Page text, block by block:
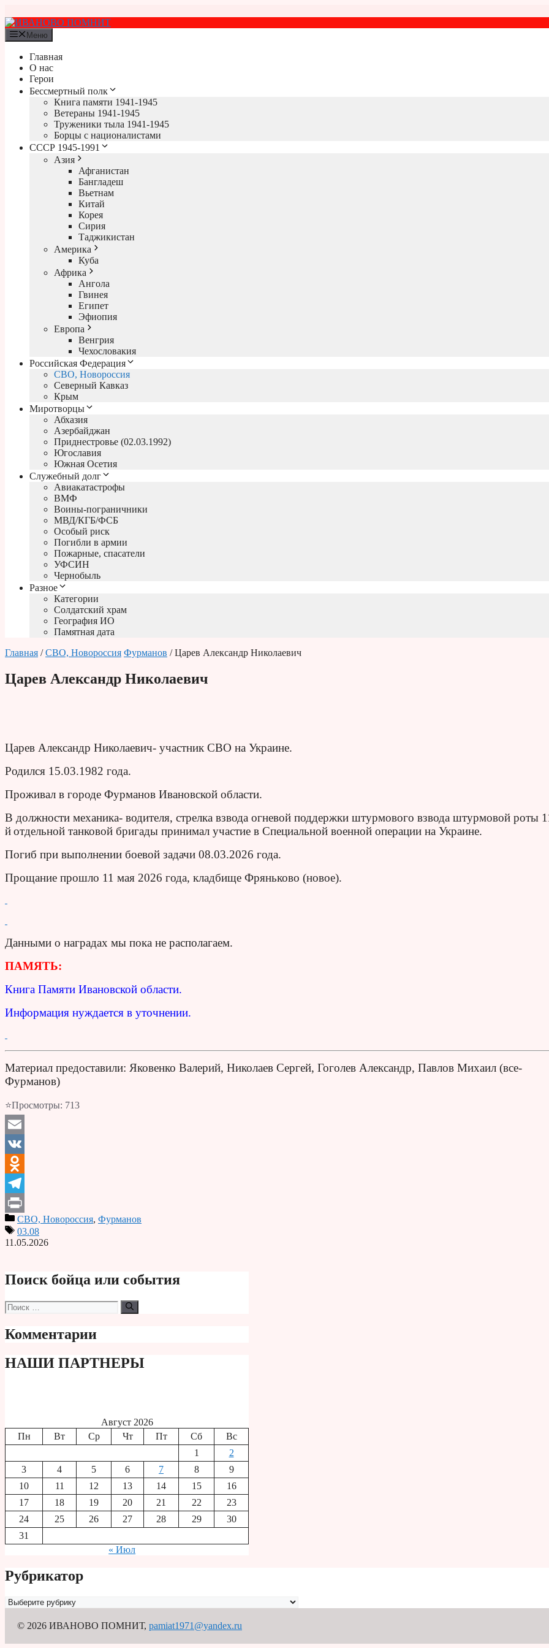
к
содержимому
Меню
Главная
О нас
Герои
Бессмертный полк
Книга памяти 1941-1945
Ветераны 1941-1945
Труженики тыла 1941-1945
Борцы с националистами
СССР 1945-1991
Азия
Афганистан
Бангладеш
Вьетнам
Китай
Корея
Сирия
Таджикистан
Америка
Куба
Африка
Ангола
Гвинея
Египет
Эфиопия
Европа
Венгрия
Чехословакия
Российская Федерация
СВО, Новороссия
Северный Кавказ
Крым
Миротворцы
Абхазия
Азербайджан
Приднестровье (02.03.1992)
Югославия
Южная Осетия
Служебный долг
Авиакатастрофы
ВМФ
Воины-пограничники
МВД/КГБ/ФСБ
Особый риск
Погибли в армии
Пожарные, спасатели
УФСИН
Чернобыль
Разное
Категории
Солдатский храм
География ИО
Памятная дата
Главная /СВО, Новороссия Фурманов / Царев Александр Николаевич
Царев Александр Николаевич
Царев Александр Николаевич- участник СВО на Украине.
Родился 15.03.1982 года.
Проживал в городе Фурманов Ивановской области.
В должности механика- водителя, стрелка взвода огневой поддержки штурмового взвода штурмовой роты
й отдельной танковой бригады принимал участие в Специальной военной операции на Украине.
Погиб при выполнении боевой задачи 08.03.2026 года.
Прощание прошло 11 мая 2026 года, кладбище Фряньково (новое).
Данными о наградах мы пока не располагаем.
ПАМЯТЬ:
Книга Памяти Ивановской области.
Информация нуждается в уточнении.
Материал предоставили: Яковенко Валерий, Николаев Сергей, Гоголев Александр, Павлов Михаил (все-
Фурманов)
⭐Просмотры: 713
Email
VK
Odnoklassniki
Telegram
PrintСВО, Новороссия, Фурманов
03.08
11.05.2026
Поиск бойца или события
Поиск:
Комментарии
НАШИ ПАРТНЕРЫ
Август 2026
Пн
Вт Ср Чт Пт Сб
Вс
1
2
3
4 5 6 7 8
9
10
11 12 13 14 15
16
17
18 19 20 21 22
23
24
25 26 27 28 29
30
31
« Июл
Рубрикатор
Рубрикатор
© 2026 ИВАНОВО ПОМНИТ, pamiat1971@yandex.ru